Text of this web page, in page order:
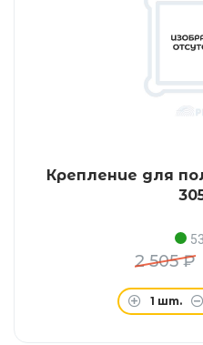
Крепление для
2 505 ₽
1 шт.